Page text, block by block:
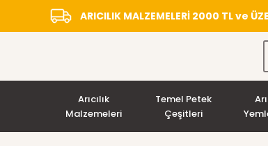
ARICILIK MALZEMELERİ 2000 TL ve
Arıcılık
Malzemeleri
Temel Petek
Çeşitleri
Arı